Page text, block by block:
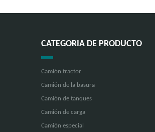
CATEGORIA DE PRODUCTO
Camión tractor
Camión de la basura
Camión de tanques
Camión de carga
Camión especial